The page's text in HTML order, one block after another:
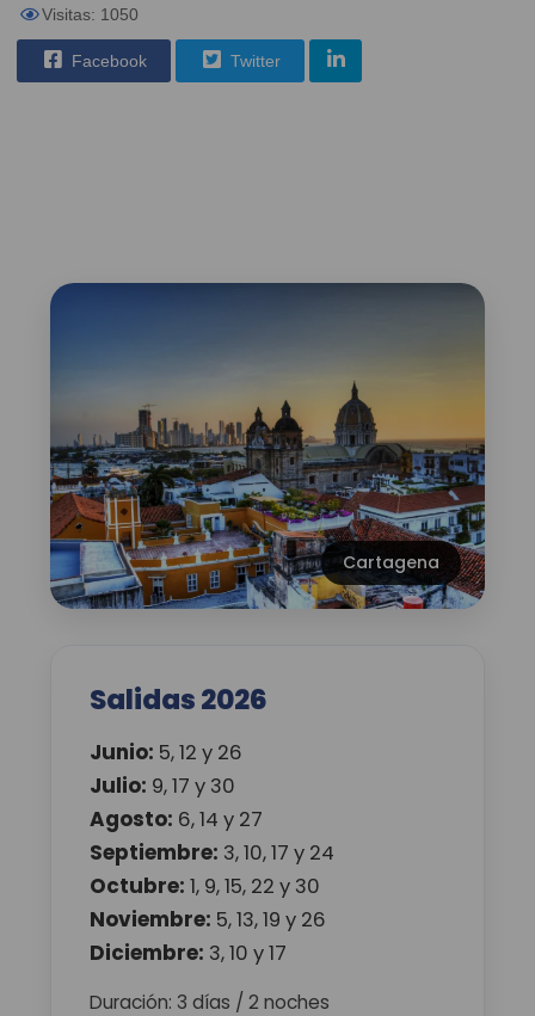
Visitas: 1050
Facebook Twitter
Cartagena
Salidas 2026
Junio: 5, 12 y 26
Julio: 9, 17 y 30
Agosto: 6, 14 y 27
Septiembre: 3, 10, 17 y 24
Octubre: 1, 9, 15, 22 y 30
Noviembre: 5, 13, 19 y 26
Diciembre: 3, 10 y 17
Duración: 3 días / 2 noches